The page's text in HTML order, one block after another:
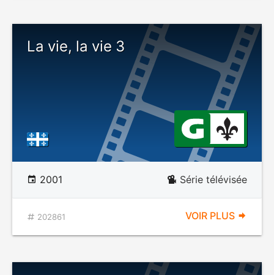
La vie, la vie 3
2001 Série télévisée
202861 VOIR PLUS